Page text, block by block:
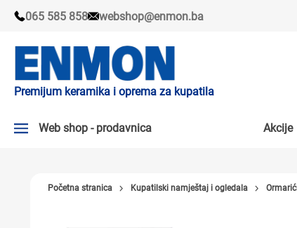
065 585 858 webshop@enmon.ba
Premijum keramika i oprema za kupatila
Web shop - prodavnica Akcije
Početna stranica Kupatilski namještaj i ogledala